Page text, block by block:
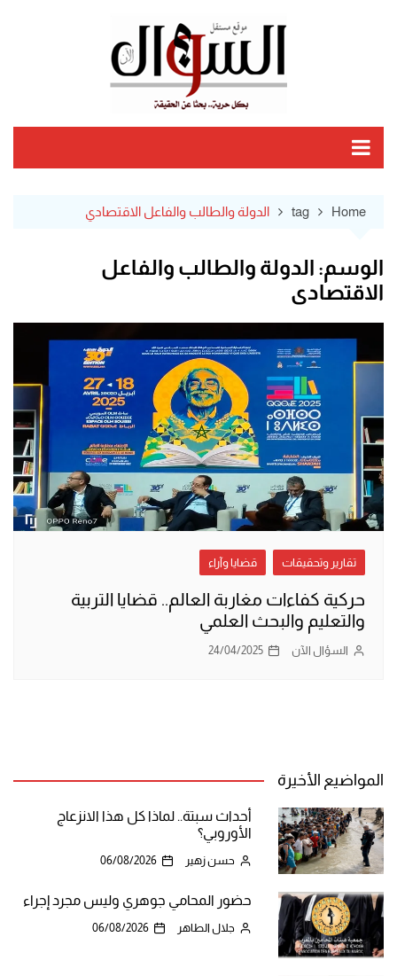
Home
tag الدولة والطالب والفاعل الاقتصادي
الوسم: الدولة والطالب والفاعل
الاقتصادي
تقارير وتحقيقات قضايا وآراء
حركية كفاءات مغاربة العالم.. قضايا التربية
والتعليم والبحث العلمي
السؤال الآن 24/04/2025
المواضيع الأخيرة
أحداث سبتة.. لماذا كل هذا الانزعاج
الأوروبي؟
حسن زهير 06/08/2026
حضور المحامي جوهري وليس مجرد إجراء
جلال الطاهر 06/08/2026